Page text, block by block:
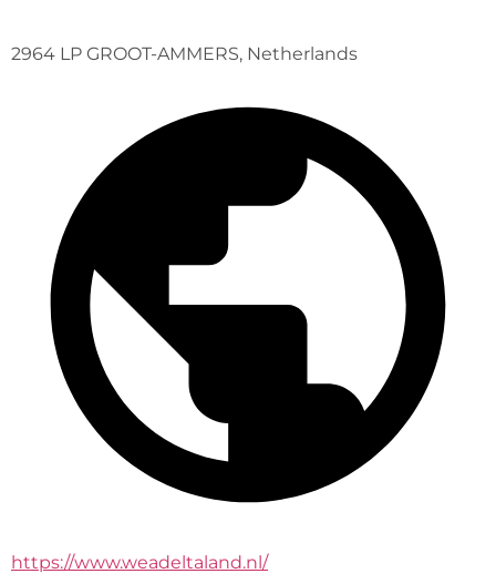
2964 LP GROOT-AMMERS, Netherlands
https://www.weadeltaland.nl/